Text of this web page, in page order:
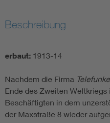
Beschreibung
erbaut: 1913-14
Nachdem die Firma
Ende des Zweiten
Beschäftigten in dem
der Maxstraße 8 wieder